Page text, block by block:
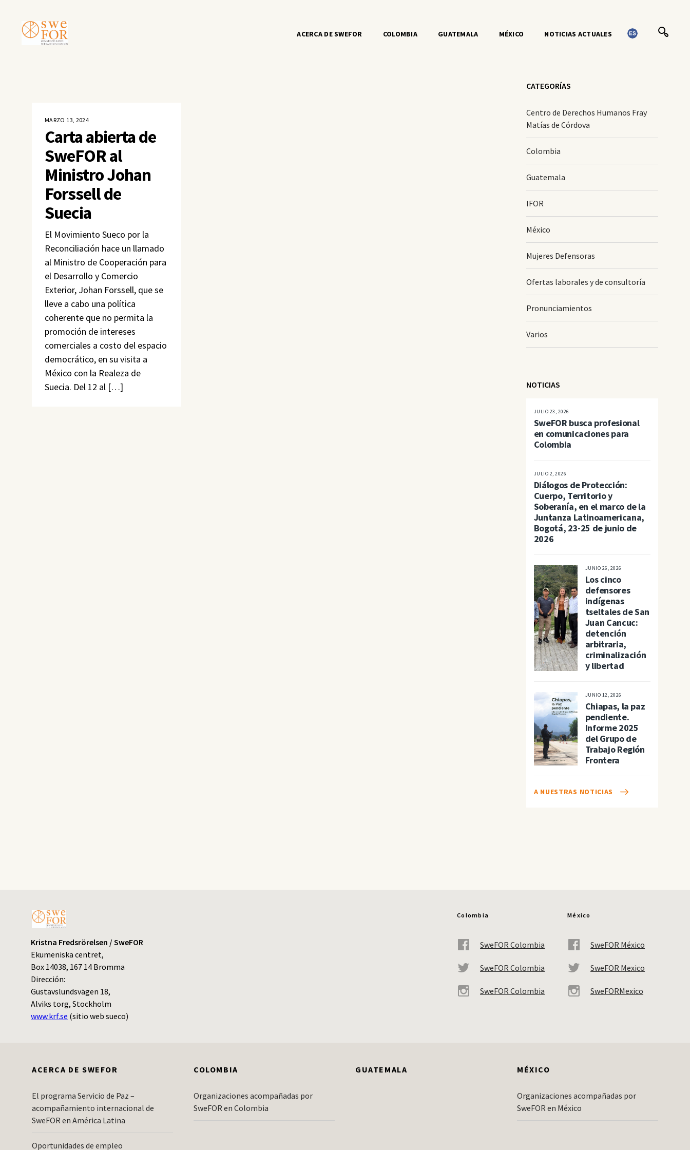
ACERCA DE SWEFOR COLOMBIA GUATEMALA MÉXICO NOTICIAS ACTUALES
MARZO 13, 2024
Carta abierta de
SweFOR al
Ministro Johan
Forssell de
Suecia
El Movimiento Sueco por la
Reconciliación hace un llamado
al Ministro de Cooperación para
el Desarrollo y Comercio
Exterior, Johan Forssell, que se
lleve a cabo una política
coherente que no permita la
promoción de intereses
comerciales a costo del espacio
democrático, en su visita a
México con la Realeza de
Suecia. Del 12 al […]
CATEGORÍAS
Centro de Derechos Humanos Fray
Matías de Córdova
Colombia
Guatemala
IFOR
México
Mujeres Defensoras
Ofertas laborales y de consultoría
Pronunciamientos
Varios
NOTICIAS
JULIO 23, 2026
SweFOR busca profesional
en comunicaciones para
Colombia
JULIO 2, 2026
Diálogos de Protección:
Cuerpo, Territorio y
Soberanía, en el marco de la
Juntanza Latinoamericana,
Bogotá, 23-25 de junio de
2026
JUNIO 26, 2026
Los cinco
defensores
indígenas
tseltales de San
Juan Cancuc:
detención
arbitraria,
criminalización
y libertad
JUNIO 12, 2026
Chiapas, la paz
pendiente.
Informe 2025
del Grupo de
Trabajo Región
Frontera
A NUESTRAS NOTICIAS
Kristna Fredsrörelsen / SweFOR
Ekumeniska centret,
Box 14038, 167 14 Bromma
Dirección:
Gustavslundsvägen 18,
Alviks torg, Stockholm
www.krf.se (sitio web sueco)
Colombia
SweFOR Colombia
SweFOR Colombia
SweFOR Colombia
México
SweFOR México
SweFOR Mexico
SweFORMexico
ACERCA DE SWEFOR
El programa Servicio de Paz –
acompañamiento internacional de
SweFOR en América Latina
Oportunidades de empleo
COLOMBIA
Organizaciones acompañadas por
SweFOR en Colombia
GUATEMALA MÉXICO
Organizaciones acompañadas por
SweFOR en México